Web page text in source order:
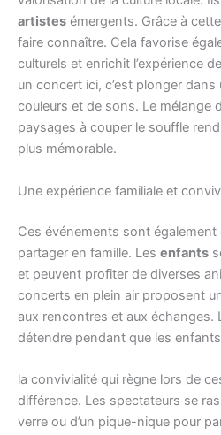
artistes émergents. Grâce à
faire connaître. Cela favorise
culturels et enrichit l’expérience
un concert ici, c’est plonger
couleurs et de sons. Le mélange
paysages à couper le souffle
plus mémorable.
Une expérience familiale et
Ces événements sont
partager en famille. Les enfants
et peuvent profiter de diverses
concerts en plein air proposent
aux rencontres et aux échanges.
détendre pendant que les enfants
la convivialité qui règne lors de
différence. Les spectateurs se
verre ou d’un pique-nique pour